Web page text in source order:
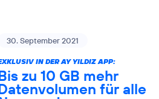
30. September 2021
IN DER AY YILDIZ APP:
zu 10 GB mehr
für alle